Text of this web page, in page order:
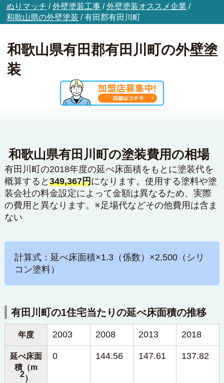
ぬりマッチ /外壁塗装工事 /外壁塗装オススメ企業 /
和歌山県の外壁塗装 /有田郡有田川町
和歌山県有田郡有田川町の外壁塗
装
和歌山県有田川町の塗装費用の相場
有田川町の2018年度の延べ床面積をもとに塗装代を
概算すると 349,367円になります。使用する塗料や塗
装会社の料金設定によって金額は異なるため、実際
の費用と異なります。※足場代などその他費用は含ま
ない
計算式：延べ床面積×1.3（係数）×2,500（シリ
コン塗料）
有田川町の1住宅当たりの延べ床面積の推移
年度 2003 2008 2013 2018
延べ床面
積（m
2）
0 144.56 147.61 137.82